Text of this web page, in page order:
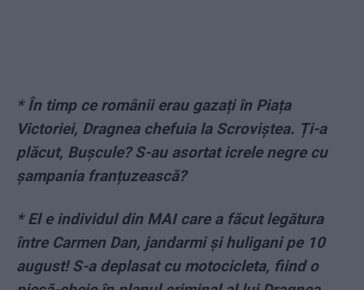
*În timp ce românii erau gazați în Piața
Victoriei, Dragnea chefuia la Scroviștea. Ți-a
plăcut, Bușcule? S-au asortat icrele negre cu
șampania franțuzească?
*El e individul din MAI care a făcut legătura
între Carmen Dan, jandarmi și huligani pe 10
august! S-a deplasat cu motocicleta, fiind o